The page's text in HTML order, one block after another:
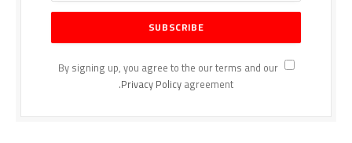
By signing up, you agree to the our terms and our
Privacy Policyagreement.